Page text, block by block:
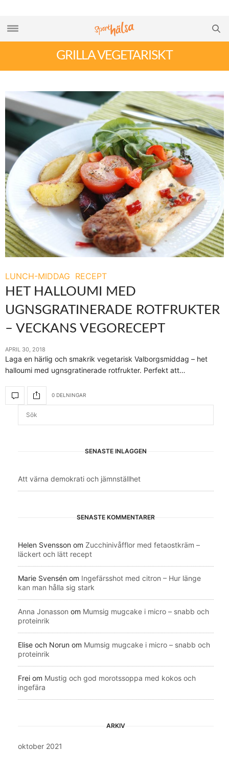
GRILLA VEGETARISKT
LUNCH-MIDDAG RECEPT
HET HALLOUMI MED
UGNSGRATINERADE ROTFRUKTER
– VECKANS VEGORECEPT
APRIL 30, 2018
Laga en härlig och smakrik vegetarisk Valborgsmiddag – het
halloumi med ugnsgratinerade rotfrukter. Perfekt att…
0 DELNINGAR
SENASTE INLÄGGEN
Att värna demokrati och jämnställhet
SENASTE KOMMENTARER
Helen Svensson om Zucchinivåfflor med fetaostkräm –
läckert och lätt recept
Marie Svensén om Ingefärsshot med citron – Hur länge
kan man hålla sig stark
Anna Jonasson om Mumsig mugcake i micro – snabb och
proteinrik
Elise och Norun om Mumsig mugcake i micro – snabb och
proteinrik
Frei om Mustig och god morotssoppa med kokos och
ingefära
ARKIV
oktober 2021